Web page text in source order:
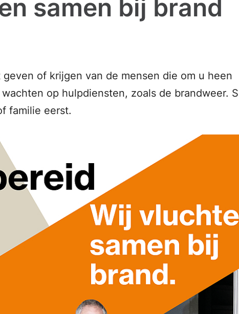
samen bij brand
of krijgen van de mensen die om u heen
op hulpdiensten, zoals de brandweer.
familie eerst.